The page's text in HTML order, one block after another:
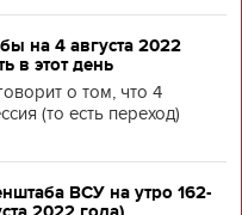
на 4 августа 2022
в этот день
о том, что 4
(то есть переход)
ВСУ на утро 162-